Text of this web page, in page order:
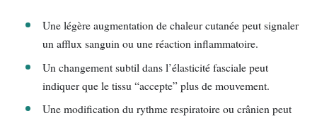
Une légère augmentation de chaleur cutanée peut signaler
un afflux sanguin ou une réaction inflammatoire.
Un changement subtil dans l’élasticité fasciale peut
indiquer que le tissu “accepte” plus de mouvement.
Une modification du rythme respiratoire ou crânien peut